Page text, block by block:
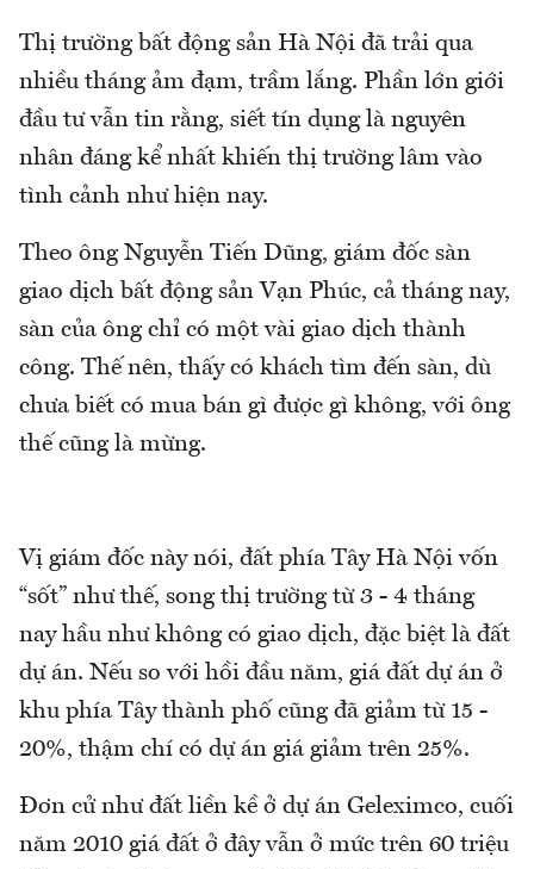
Thị trường bất động sản Hà Nội đã trải qua
nhiều tháng ảm đạm, trầm lắng. Phần lớn giới
đầu tư vẫn tin rằng, siết tín dụng là nguyên
nhân đáng kể nhất khiến thị trường lâm vào
tình cảnh như hiện nay.
Theo ông Nguyễn Tiến Dũng, giám đốc sàn
giao dịch bất động sản Vạn Phúc, cả tháng nay,
sàn của ông chỉ có một vài giao dịch thành
công. Thế nên, thấy có khách tìm đến sàn, dù
chưa biết có mua bán gì được gì không, với ông
thế cũng là mừng.
Vị giám đốc này nói, đất phía Tây Hà Nội vốn
“sốt” như thế, song thị trường từ 3 - 4 tháng
nay hầu như không có giao dịch, đặc biệt là đất
dự án. Nếu so với hồi đầu năm, giá đất dự án ở
khu phía Tây thành phố cũng đã giảm từ 15 -
20%, thậm chí có dự án giá giảm trên 25%.
Đơn cử như đất liền kề ở dự án Geleximco, cuối
năm 2010 giá đất ở đây vẫn ở mức trên 60 triệu